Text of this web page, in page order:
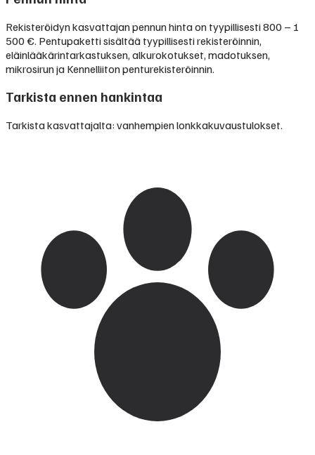
Rekisteröidyn kasvattajan pennun hinta on tyypillisesti800 – 1
500 €. Pentupaketti sisältää tyypillisesti rekisteröinnin,
eläinlääkärintarkastuksen, alkurokotukset, madotuksen,
mikrosirun ja Kennelliiton penturekisteröinnin.
Tarkista ennen hankintaa
Tarkista kasvattajalta: vanhempien lonkkakuvaustulokset.